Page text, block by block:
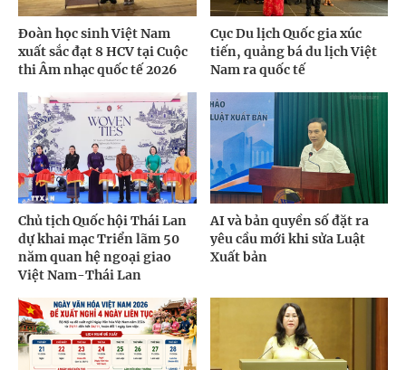
Đoàn học sinh Việt Nam
xuất sắc đạt 8 HCV tại Cuộc
thi Âm nhạc quốc tế 2026
Cục Du lịch Quốc gia xúc
tiến, quảng bá du lịch Việt
Nam ra quốc tế
Chủ tịch Quốc hội Thái Lan
dự khai mạc Triển lãm 50
năm quan hệ ngoại giao
Việt Nam-Thái Lan
AI và bản quyền số đặt ra
yêu cầu mới khi sửa Luật
Xuất bản